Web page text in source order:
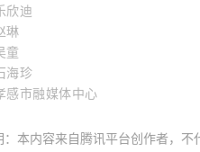
欣迪
琳
童
海珍
感市融媒体中心
：本内容来自腾讯平台创作者，不